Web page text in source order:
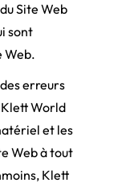
Site Web
sont
Web.
erreurs
Klett World
et les
Web à tout
Klett